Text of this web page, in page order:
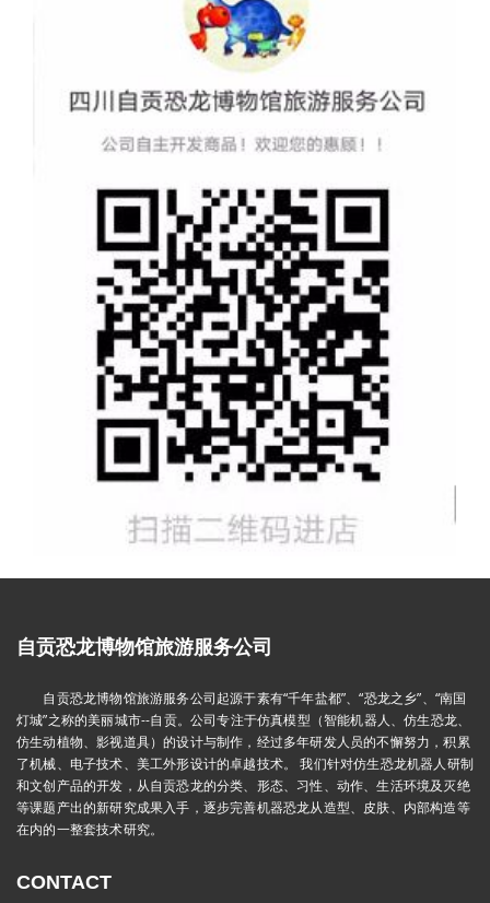
自贡恐龙博物馆旅游服务公司
自贡恐龙博物馆旅游服务公司起源于素有“千年盐都”、“恐龙之乡”、“南国
灯城”之称的美丽城市--自贡。公司专注于仿真模型（智能机器人、仿生恐龙、
仿生动植物、影视道具）的设计与制作，经过多年研发人员的不懈努力，积累
了机械、电子技术、美工外形设计的卓越技术。 我们针对仿生恐龙机器人研制
和文创产品的开发，从自贡恐龙的分类、形态、习性、动作、生活环境及灭绝
等课题产出的新研究成果入手，逐步完善机器恐龙从造型、皮肤、内部构造等
在内的一整套技术研究。
CONTACT